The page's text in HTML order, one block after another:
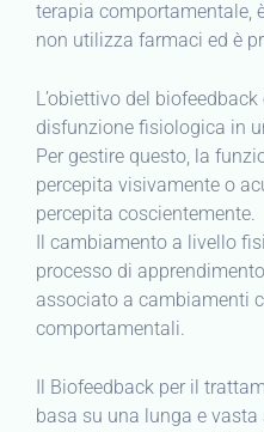
terapia comportamentale,
non utilizza farmaci ed è
L’obiettivo del
disfunzione fisiologica in
Per gestire questo, la
percepita visivamente o
percepita coscientemente.
Il cambiamento a livello
processo di
associato a cambiamenti
comportamentali.
Il Biofeedback per il
basa su una lunga e